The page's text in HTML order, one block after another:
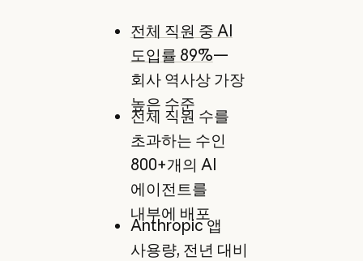
전체 직원 중 AI
도입률 89%—
회사 역사상 가장
높은 수준
전체 직원 수를
초과하는 수인
800+개의 AI
에이전트를
내부에 배포
Anthropic 앱
사용량, 전년 대비